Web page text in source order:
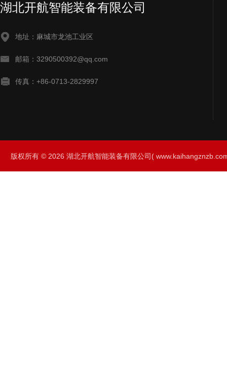
湖北开航智能装备有限公司
地址：麻城市龙池工业区
邮箱：3290500392@qq.com
传真：+86-0713-2829997
版权所有 © 2026 湖北开航智能装备有限公司(